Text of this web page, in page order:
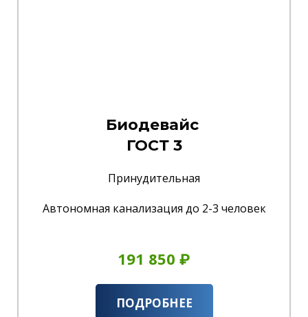
Биодевайс
ГОСТ 3
Принудительная
Автономная канализация до 2-3 человек
191 850 ₽
ПОДРОБНЕЕ